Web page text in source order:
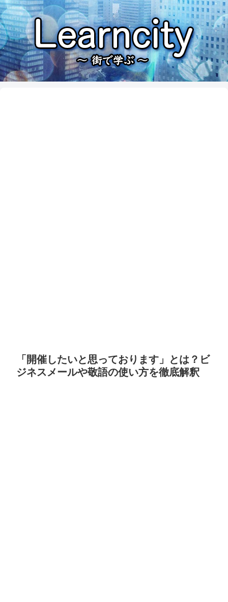
「開催したいと思っております」とは？ビ
ジネスメールや敬語の使い方を徹底解釈